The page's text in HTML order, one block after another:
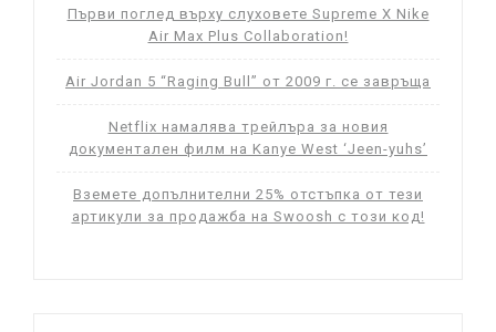
Първи поглед върху слуховете Supreme X Nike
Air Max Plus Collaboration!
Air Jordan 5 “Raging Bull” от 2009 г. се завръща
Netflix намалява трейлъра за новия
документален филм на Kanye West ‘Jeen-yuhs’
Вземете допълнителни 25% отстъпка от тези
артикули за продажба на Swoosh с този код!